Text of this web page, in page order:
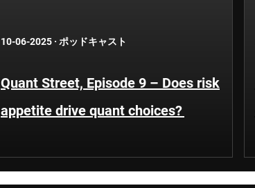
10-06-2025 · ポッドキャスト
Quant Street, Episode 9 – Does risk
appetite drive quant choices?